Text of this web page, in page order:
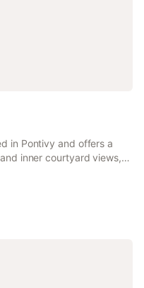
in Pontivy and offers a
inner courtyard views,
The apartment has